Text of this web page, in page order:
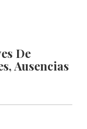
De
Ausencias